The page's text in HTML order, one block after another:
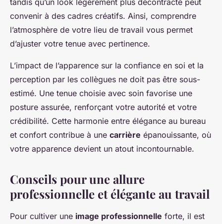
convenir à des cadres créatifs. Ainsi, comprendre
l’atmosphère de votre lieu de travail vous permet
d’ajuster votre tenue avec pertinence.
L’impact de l’apparence sur la confiance en soi et la
perception par les collègues ne doit pas être sous-
estimé. Une tenue choisie avec soin favorise une
posture assurée, renforçant votre autorité et votre
crédibilité. Cette harmonie entre élégance au bureau
et confort contribue à une carrière épanouissante, où
votre apparence devient un atout incontournable.
Conseils pour une allure
professionnelle et élégante au travail
Pour cultiver une image professionnelle forte, il est